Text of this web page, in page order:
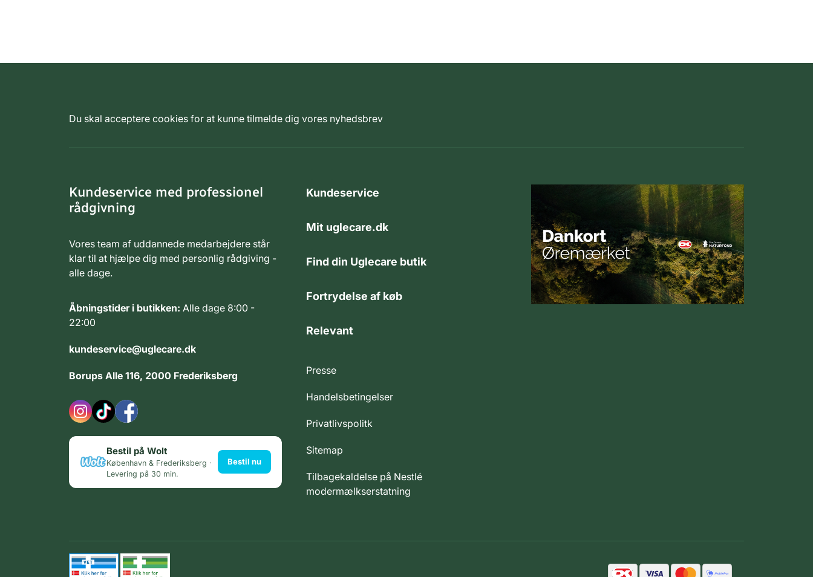
Du skal acceptere cookies for at kunne tilmelde dig vores nyhedsbrev
Kundeservice med professionel
rådgivning
Vores team af uddannede medarbejdere står
klar til at hjælpe dig med personlig rådgiving -
alle dage.
Åbningstider i butikken: Alle dage 8:00 -
22:00
kundeservice@uglecare.dk
Borups Alle 116, 2000 Frederiksberg
Bestil på Wolt
København & Frederiksberg ·
Levering på 30 min.
Bestil nu
Kundeservice
Mit uglecare.dk
Find din Uglecare butik
Fortrydelse af køb
Relevant
Presse
Handelsbetingelser
Privatlivspolitk
Sitemap
Tilbagekaldelse på Nestlé
modermælkserstatning